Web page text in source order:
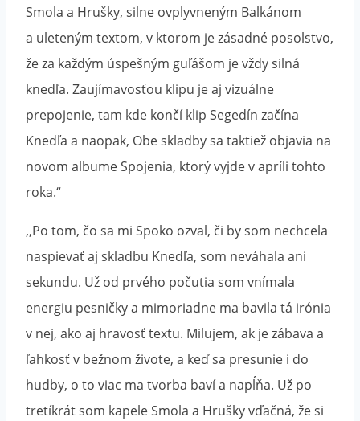
Smola a Hrušky, silne ovplyvneným Balkánom
a uleteným textom, v ktorom je zásadné posolstvo,
že za každým úspešným guľášom je vždy silná
knedľa. Zaujímavosťou klipu je aj vizuálne
prepojenie, tam kde končí klip Segedín začína
Knedľa a naopak, Obe skladby sa taktiež objavia na
novom albume Spojenia, ktorý vyjde v apríli tohto
roka.“
,,Po tom, čo sa mi Spoko ozval, či by som nechcela
naspievať aj skladbu Knedľa, som neváhala ani
sekundu. Už od prvého počutia som vnímala
energiu pesničky a mimoriadne ma bavila tá irónia
v nej, ako aj hravosť textu. Milujem, ak je zábava a
ľahkosť v bežnom živote, a keď sa presunie i do
hudby, o to viac ma tvorba baví a napĺňa. Už po
tretíkrát som kapele Smola a Hrušky vďačná, že si